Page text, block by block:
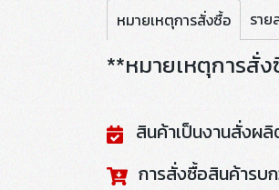
หมายเหตุการสั่งซื้อ ราย
**หมายเหตุการสั่
สินค้าเป็นงานสั่งผ
การสั่งซื้อสินค้ารบ